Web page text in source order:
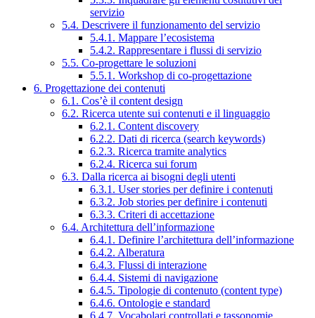
servizio
5.4. Descrivere il funzionamento del servizio
5.4.1. Mappare l’ecosistema
5.4.2. Rappresentare i flussi di servizio
5.5. Co-progettare le soluzioni
5.5.1. Workshop di co-progettazione
6. Progettazione dei contenuti
6.1. Cos’è il content design
6.2. Ricerca utente sui contenuti e il linguaggio
6.2.1. Content discovery
6.2.2. Dati di ricerca (search keywords)
6.2.3. Ricerca tramite analytics
6.2.4. Ricerca sui forum
6.3. Dalla ricerca ai bisogni degli utenti
6.3.1. User stories per definire i contenuti
6.3.2. Job stories per definire i contenuti
6.3.3. Criteri di accettazione
6.4. Architettura dell’informazione
6.4.1. Definire l’architettura dell’informazione
6.4.2. Alberatura
6.4.3. Flussi di interazione
6.4.4. Sistemi di navigazione
6.4.5. Tipologie di contenuto (content type)
6.4.6. Ontologie e standard
6.4.7. Vocabolari controllati e tassonomie